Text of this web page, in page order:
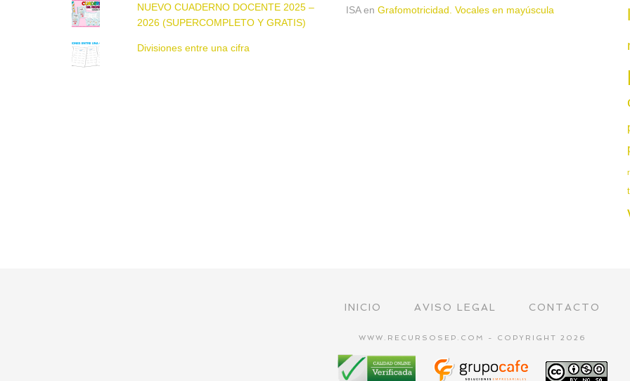
NUEVO CUADERNO DOCENTE 2025 –
2026 (SUPERCOMPLETO Y GRATIS)
Divisiones entre una cifra
ISAen Grafomotricidad. Vocales en mayúscula
INICIO AVISO LEGAL CONTACTO
WWW.RECURSOSEP.COM - COPYRIGHT 2026